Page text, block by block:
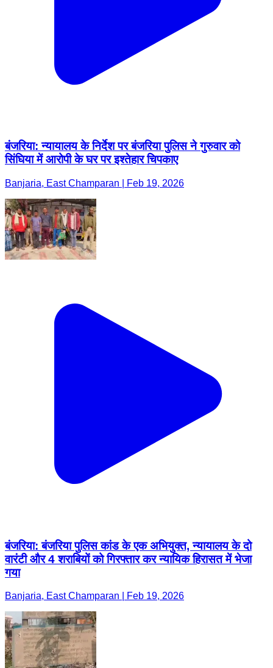
बंजरिया: न्यायालय के निर्देश पर बंजरिया पुलिस ने गुरुवार को
सिंघिया में आरोपी के घर पर इश्तेहार चिपकाए
Banjaria, East Champaran | Feb 19, 2026
बंजरिया: बंजरिया पुलिस कांड के एक अभियुक्त, न्यायालय के दो
वारंटी और 4 शराबियों को गिरफ्तार कर न्यायिक हिरासत में भेजा
गया
Banjaria, East Champaran | Feb 19, 2026